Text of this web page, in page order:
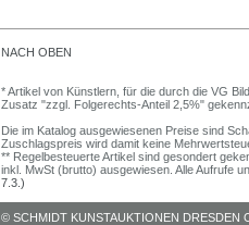
NACH OBEN
* Artikel von Künstlern, für die durch die VG
Zusatz "zzgl. Folgerechts-Anteil 2,5%"
Die im Katalog ausgewiesenen Preise sind
Zuschlagspreis wird damit keine
** Regelbesteuerte Artikel sind gesondert
inkl. MwSt (brutto) ausgewiesen. Alle Aufrufe
7.3.)
© SCHMIDT KUNSTAUKTIONEN DRESDEN